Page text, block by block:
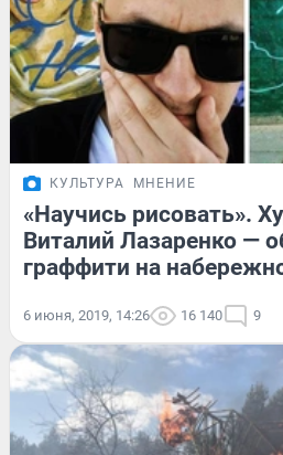
КУЛЬТУРА МНЕНИЕ
«Научись рисовать».
Виталий Лазаренко —
граффити на
6 июня, 2019, 14:26 16 140 9